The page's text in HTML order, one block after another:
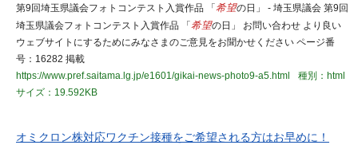
第9回埼玉県議会フォトコンテスト入賞作品 「 希望の日」 - 埼玉県議会 第9回
埼玉県議会フォトコンテスト入賞作品 「 希望の日」 お問い合わせ より良い
ウェブサイトにするためにみなさまのご意見をお聞かせください ページ番
号：16282 掲載
https://www.pref.saitama.lg.jp/e1601/gikai-news-photo9-a5.html
種別：html
サイズ：19.592KB
オミクロン株対応ワクチン接種をご希望される方はお早めに！